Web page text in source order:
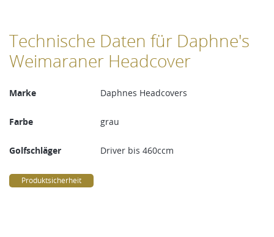
Technische Daten für Daphne's
Weimaraner Headcover
Marke Daphnes Headcovers
Farbe grau
Golfschläger Driver bis 460ccm
Produktsicherheit